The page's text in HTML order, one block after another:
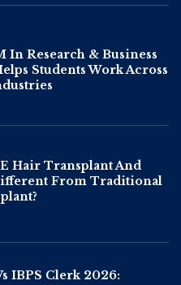
In Research & Business
Students Work Across
Hair Transplant And
From Traditional
IBPS Clerk 2026: